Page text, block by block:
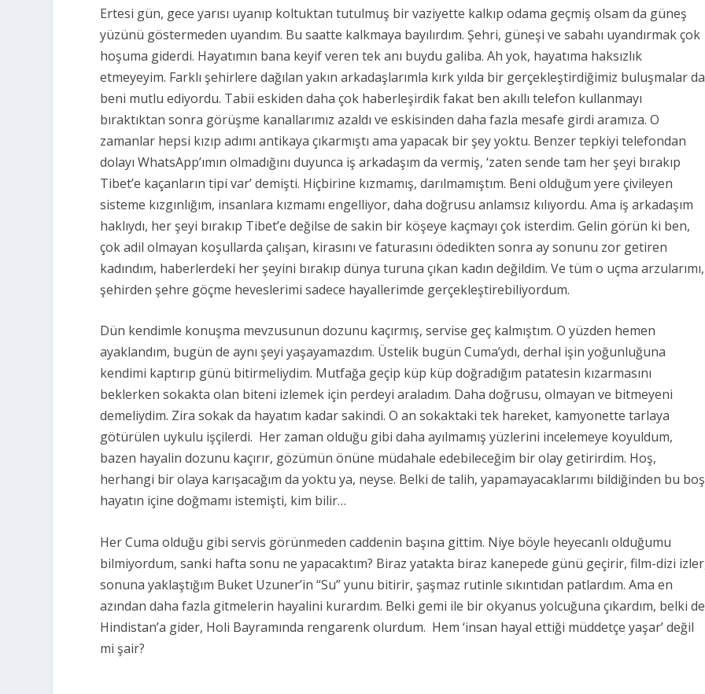
Ertesi gün, gece yarısı uyanıp koltuktan tutulmuş bir vaziyette kalkıp odama geçmiş olsam da güneş
yüzünü göstermeden uyandım. Bu saatte kalkmaya bayılırdım. Şehri, güneşi ve sabahı uyandırmak çok
hoşuma giderdi. Hayatımın bana keyif veren tek anı buydu galiba. Ah yok, hayatıma haksızlık
etmeyeyim. Farklı şehirlere dağılan yakın arkadaşlarımla kırk yılda bir gerçekleştirdiğimiz buluşmalar da
beni mutlu ediyordu. Tabii eskiden daha çok haberleşirdik fakat ben akıllı telefon kullanmayı
bıraktıktan sonra görüşme kanallarımız azaldı ve eskisinden daha fazla mesafe girdi aramıza. O
zamanlar hepsi kızıp adımı antikaya çıkarmıştı ama yapacak bir şey yoktu. Benzer tepkiyi telefondan
dolayı WhatsApp’ımın olmadığını duyunca iş arkadaşım da vermiş, ‘zaten sende tam her şeyi bırakıp
Tibet’e kaçanların tipi var’ demişti. Hiçbirine kızmamış, darılmamıştım. Beni olduğum yere çivileyen
sisteme kızgınlığım, insanlara kızmamı engelliyor, daha doğrusu anlamsız kılıyordu. Ama iş arkadaşım
haklıydı, her şeyi bırakıp Tibet’e değilse de sakin bir köşeye kaçmayı çok isterdim. Gelin görün ki ben,
çok adil olmayan koşullarda çalışan, kirasını ve faturasını ödedikten sonra ay sonunu zor getiren
kadındım, haberlerdeki her şeyini bırakıp dünya turuna çıkan kadın değildim. Ve tüm o uçma arzularımı,
şehirden şehre göçme heveslerimi sadece hayallerimde gerçekleştirebiliyordum.
Dün kendimle konuşma mevzusunun dozunu kaçırmış, servise geç kalmıştım. O yüzden hemen
ayaklandım, bugün de aynı şeyi yaşayamazdım. Üstelik bugün Cuma’ydı, derhal işin yoğunluğuna
kendimi kaptırıp günü bitirmeliydim. Mutfağa geçip küp küp doğradığım patatesin kızarmasını
beklerken sokakta olan biteni izlemek için perdeyi araladım. Daha doğrusu, olmayan ve bitmeyeni
demeliydim. Zira sokak da hayatım kadar sakindi. O an sokaktaki tek hareket, kamyonette tarlaya
götürülen uykulu işçilerdi. Her zaman olduğu gibi daha ayılmamış yüzlerini incelemeye koyuldum,
bazen hayalin dozunu kaçırır, gözümün önüne müdahale edebileceğim bir olay getirirdim. Hoş,
herhangi bir olaya karışacağım da yoktu ya, neyse. Belki de talih, yapamayacaklarımı bildiğinden bu boş
hayatın içine doğmamı istemişti, kim bilir…
Her Cuma olduğu gibi servis görünmeden caddenin başına gittim. Niye böyle heyecanlı olduğumu
bilmiyordum, sanki hafta sonu ne yapacaktım? Biraz yatakta biraz kanepede günü geçirir, film-dizi
sonuna yaklaştığım Buket Uzuner’in “Su” yunu bitirir, şaşmaz rutinle sıkıntıdan patlardım. Ama en
azından daha fazla gitmelerin hayalini kurardım. Belki gemi ile bir okyanus yolcuğuna çıkardım, belki de
Hindistan’a gider, Holi Bayramında rengarenk olurdum. Hem ‘insan hayal ettiği müddetçe yaşar’ değil
mi şair?